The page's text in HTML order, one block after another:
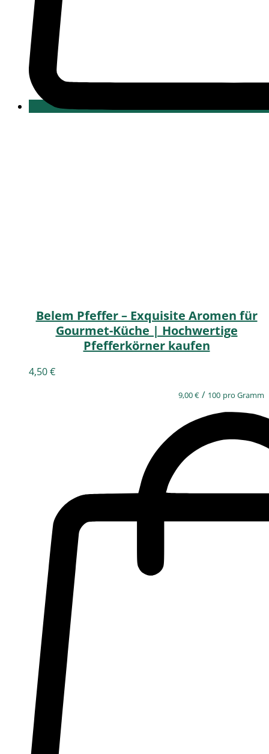
Belem Pfeffer – Exquisite Aromen für
Gourmet-Küche | Hochwertige
Pfefferkörner kaufen
4,50€
9,00€ / 100 pro Gramm